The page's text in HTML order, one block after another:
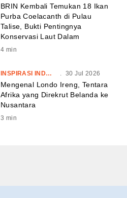
BRIN Kembali Temukan 18 Ikan
Purba Coelacanth di Pulau
Talise, Bukti Pentingnya
Konservasi Laut Dalam
4 min
INSPIRASI INDONESIA 30 Jul 2026
Mengenal Londo Ireng, Tentara
Afrika yang Direkrut Belanda ke
Nusantara
3 min